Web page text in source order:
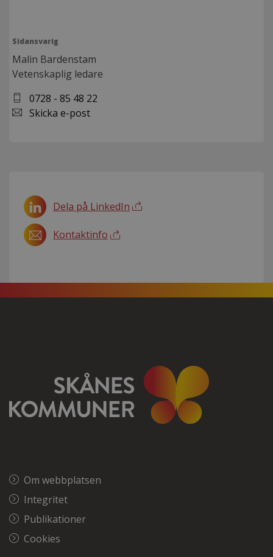
Sidansvarig
Malin Bardenstam
Vetenskaplig ledare
0728 - 85 48 22
Skicka e-post
Dela på LinkedIn
Kontaktinfo
Om webbplatsen
Integritet
Publikationer
Cookies